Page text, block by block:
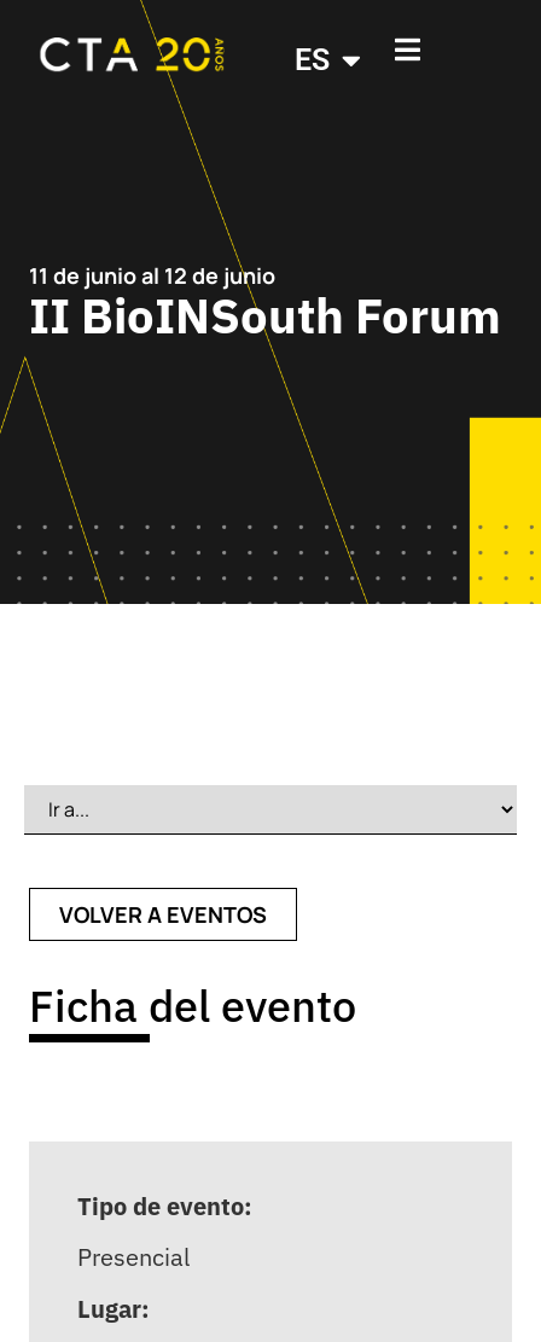
ES
11 de junioal 12 de junio
II BioINSouth Forum
VOLVER A EVENTOS
Ficha del evento
Tipo de evento:
Presencial
Lugar: